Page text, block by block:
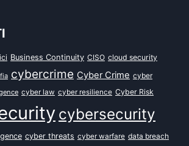
Business Continuity CISO cloud security
cybercrime Cyber Crime cyber
cyber law cyber resilience Cyber Risk
cybersecurity
cyber threats cyber warfare data breach